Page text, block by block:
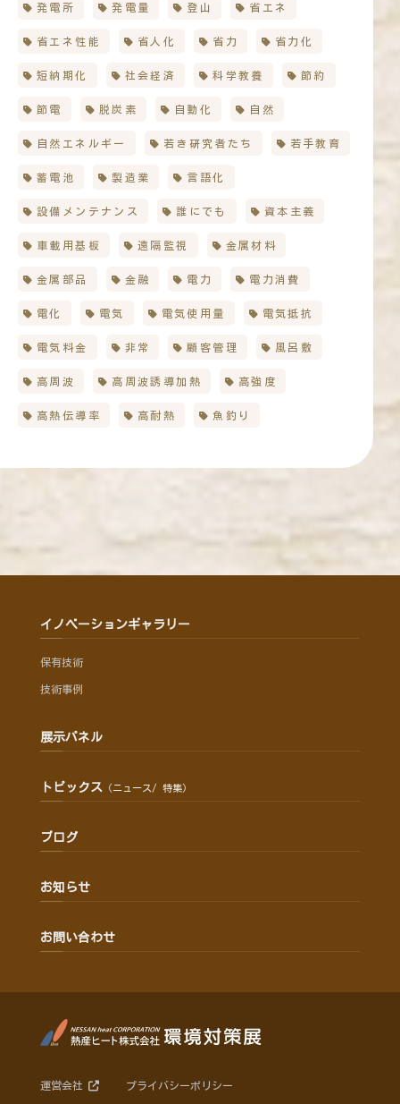
発電所 発電量 登山 省エネ
省エネ性能 省人化 省力 省力化
短納期化 社会経済 科学教養 節約
節電 脱炭素 自動化 自然
自然エネルギー 若き研究者たち 若手教育
蓄電池 製造業 言語化
設備メンテナンス 誰にでも 資本主義
車載用基板 遠隔監視 金属材料
金属部品 金融 電力 電力消費
電化 電気 電気使用量 電気抵抗
電気料金 非常 顧客管理 風呂敷
高周波 高周波誘導加熱 高強度
高熱伝導率 高耐熱 魚釣り
イノベーションギャラリー
保有技術
技術事例
展示パネル
トピックス （ニュース/ 特集）
ブログ
お知らせ
お問い合わせ
運営会社 プライバシーポリシー